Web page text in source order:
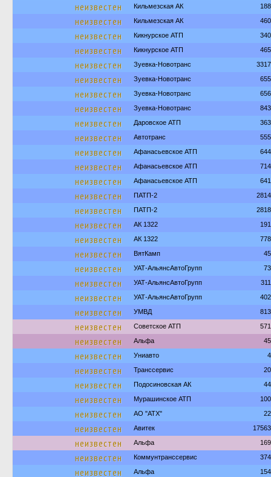
неизвестен Кильмезская АК
неизвестен Кильмезская АК
неизвестен Кикнурское АТП
неизвестен Кикнурское АТП
неизвестен Зуевка-Новотранс
неизвестен Зуевка-Новотранс
неизвестен Зуевка-Новотранс
неизвестен Зуевка-Новотранс
неизвестен Даровское АТП
неизвестен Автотранс
неизвестен Афанасьевское АТП
неизвестен Афанасьевское АТП
неизвестен Афанасьевское АТП
неизвестен ПАТП-2
неизвестен ПАТП-2
неизвестен АК 1322
неизвестен АК 1322
неизвестен ВятКамп
неизвестен УАТ-АльянсАвтоГрупп
неизвестен УАТ-АльянсАвтоГрупп
неизвестен УАТ-АльянсАвтоГрупп
неизвестен УМВД
неизвестен Советское АТП
неизвестен Альфа
неизвестен Униавто
неизвестен Транссервис
неизвестен Подосиновская АК
неизвестен Мурашинское АТП
неизвестен АО "АТХ"
неизвестен Авитек
неизвестен Альфа
неизвестен Коммунтранссервис
неизвестен Альфа